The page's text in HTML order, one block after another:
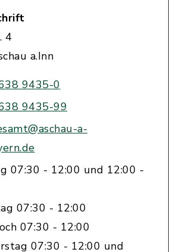
4
a.Inn
9435-0
9435-99
a-
07:30 - 12:00 und 12:00 -
07:30 - 12:00
07:30 - 12:00
07:30 - 12:00 und